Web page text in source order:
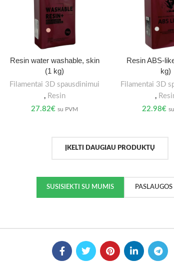
Resin water washable, skin
(1 kg)
Filamentai 3D spausdinimui
, Resin
27.82€ su PVM
Resin ABS-
kg)
Filamentai 3D
,
22.98€
ĮKELTI DAUGIAU PRODUKTŲ
SUSISIEKTI SU MUMIS PASLAUGOS